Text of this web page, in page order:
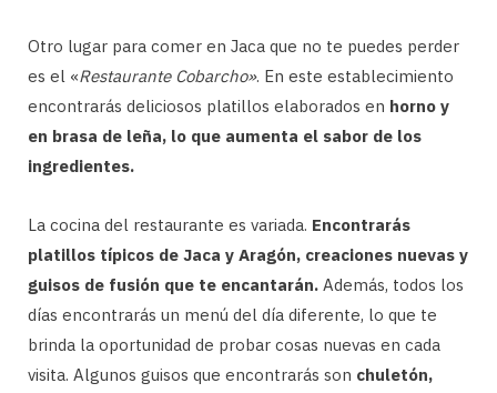
Otro lugar para comer en Jaca que no te puedes perder
es el «Restaurante Cobarcho». En este establecimiento
encontrarás deliciosos platillos elaborados en horno y
en brasa de leña, lo que aumenta el sabor de los
ingredientes.
La cocina del restaurante es variada. Encontrarás
platillos típicos de Jaca y Aragón, creaciones nuevas y
guisos de fusión que te encantarán. Además, todos los
días encontrarás un menú del día diferente, lo que te
brinda la oportunidad de probar cosas nuevas en cada
visita. Algunos guisos que encontrarás son chuletón,